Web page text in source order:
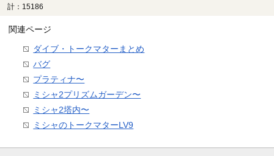
計：15186
関連ページ
ダイブ・トークマターまとめ
バグ
プラティナ〜
ミシャ2プリズムガーデン〜
ミシャ2塔内〜
ミシャのトークマターLV9